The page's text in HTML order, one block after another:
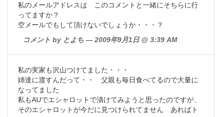
私のメールアドレスは このコメントと一緒にそちらに行
ってますか？
空メールでもして頂けないでしょうか・・・？
コメント by とよち — 2009年9月1日 @ 3:39 AM
私の実家も沢山つけてました・・・
姉達に渡すんだって・・ 父親も毎日食べてるので大量に
なってました
私もAUでエシャロットで漬けてみようと思ったのですが、
そのエシャロットが今だに見つけられてません あればト